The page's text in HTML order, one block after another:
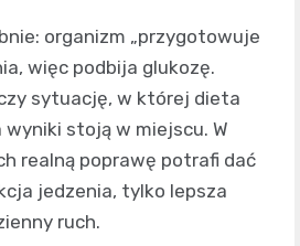
organizm „przygotowuje
więc podbija glukozę.
sytuację, w której dieta
wyniki stoją w miejscu. W
realną poprawę potrafi dać
jedzenia, tylko lepsza
ruch.